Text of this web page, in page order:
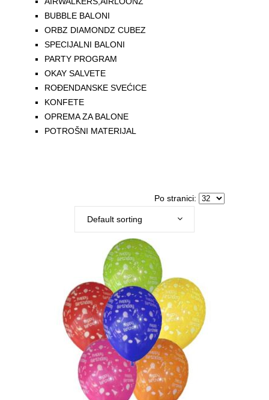
BUBBLE BALONI
ORBZ DIAMONDZ CUBEZ
SPECIJALNI BALONI
PARTY PROGRAM
OKAY SALVETE
ROĐENDANSKE SVEĆICE
KONFETE
OPREMA ZA BALONE
POTROŠNI MATERIJAL
Po stranici:
Default sorting